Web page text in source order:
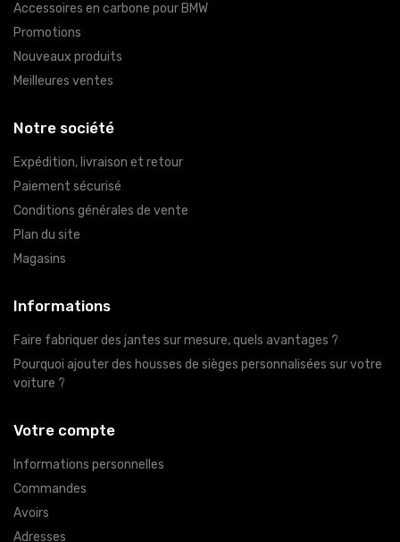
Accessoires en carbone pour BMW
Promotions
Nouveaux produits
Meilleures ventes
Notre société
Expédition, livraison et retour
Paiement sécurisé
Conditions générales de vente
Plan du site
Magasins
Informations
Faire fabriquer des jantes sur mesure, quels avantages ?
Pourquoi ajouter des housses de sièges personnalisées sur votre
voiture ?
Votre compte
Informations personnelles
Commandes
Avoirs
Adresses